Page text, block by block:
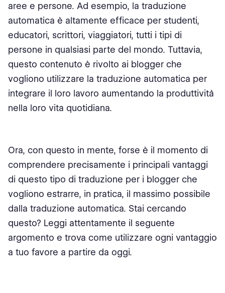
aree e persone. Ad esempio, la traduzione
automatica è altamente efficace per studenti,
educatori, scrittori, viaggiatori, tutti i tipi di
persone in qualsiasi parte del mondo. Tuttavia,
questo contenuto è rivolto ai blogger che
vogliono utilizzare la traduzione automatica per
integrare il loro lavoro aumentando la produttività
nella loro vita quotidiana.
Ora, con questo in mente, forse è il momento di
comprendere precisamente i principali vantaggi
di questo tipo di traduzione per i blogger che
vogliono estrarre, in pratica, il massimo possibile
dalla traduzione automatica. Stai cercando
questo? Leggi attentamente il seguente
argomento e trova come utilizzare ogni vantaggio
a tuo favore a partire da oggi.